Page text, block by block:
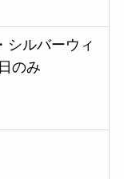
シルバーウィ
のみ